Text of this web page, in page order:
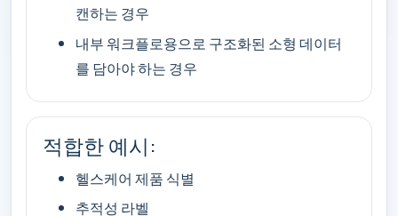
캔하는 경우
내부 워크플로용으로 구조화된 소형 데이터
를 담아야 하는 경우
적합한 예시:
헬스케어 제품 식별
추적성 라벨